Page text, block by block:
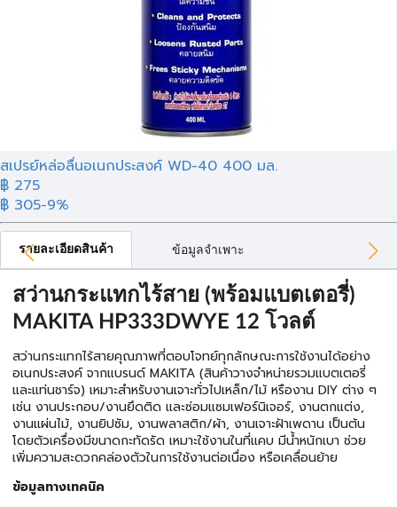
สเปรย์หล่อลื่นอเนกประสงค์ WD-40 400 มล.
฿ 275
฿ 305-9%
รายละเอียดสินค้า ข้อมูลจำเพาะ
สว่านกระแทกไร้สาย (พร้อมแบตเตอรี่)
MAKITA HP333DWYE 12 โวลต์
สว่านกระแทกไร้สายคุณภาพที่ตอบโจทย์ทุกลักษณะการใช้งานได้อย่าง
อเนกประสงค์ จากแบรนด์ MAKITA (สินค้าวางจำหน่ายรวมแบตเตอรี่
และแท่นชาร์จ) เหมาะสำหรับงานเจาะทั่วไปเหล็ก/ไม้ หรืองาน DIY ต่าง ๆ
เช่น งานประกอบ/งานยึดติด และซ่อมแซมเฟอร์นิเจอร์, งานตกแต่ง,
งานแผ่นไม้, งานยิปซัม, งานพลาสติก/ผ้า, งานเจาะฝ้าเพดาน เป็นต้น
โดยตัวเครื่องมีขนาดกะทัดรัด เหมาะใช้งานในที่แคบ มีน้ำหนักเบา ช่วย
เพิ่มความสะดวกคล่องตัวในการใช้งานต่อเนื่อง หรือเคลื่อนย้าย
ข้อมูลทางเทคนิค